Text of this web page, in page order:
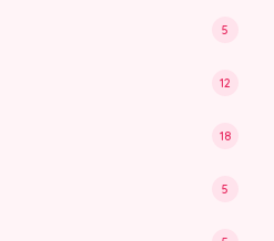
5
12
18
5